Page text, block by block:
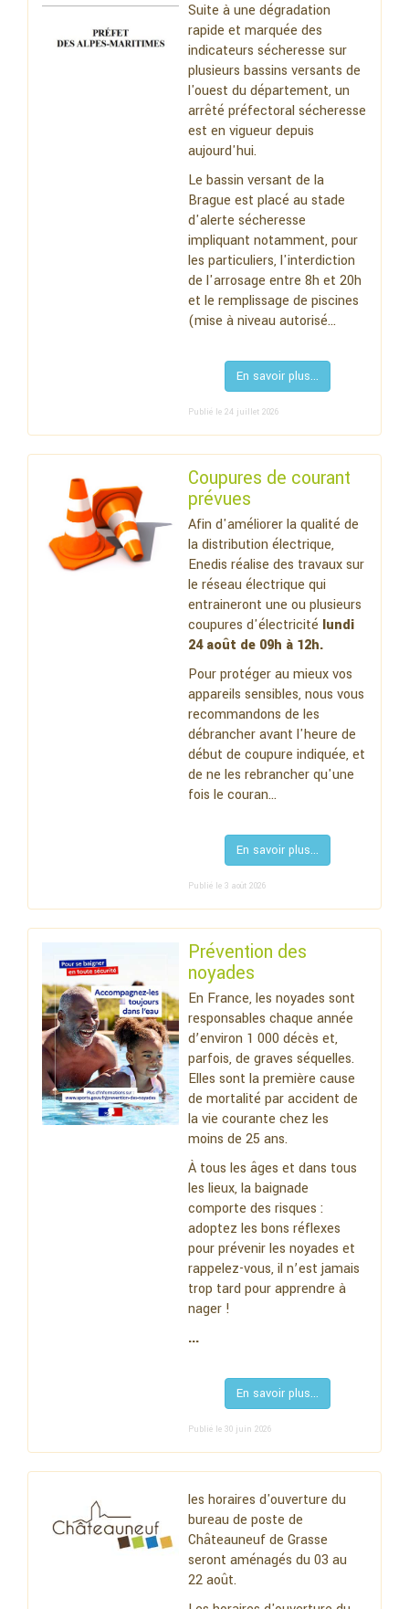
Suite à une dégradation
rapide et marquée des
indicateurs sécheresse sur
plusieurs bassins versants de
l'ouest du département, un
arrêté préfectoral sécheresse
est en vigueur depuis
aujourd'hui.
Le bassin versant de la
Brague est placé au stade
d'alerte sécheresse
impliquant notamment, pour
les particuliers, l'interdiction
de l'arrosage entre 8h et 20h
et le remplissage de piscines
(mise à niveau autorisé...
En savoir plus...
Publié le 24 juillet 2026
Coupures de courant
prévues
Afin d'améliorer la qualité de
la distribution électrique,
Enedis réalise des travaux sur
le réseau électrique qui
entraineront une ou plusieurs
coupures d'électricité lundi
24 août de 09h à 12h.
Pour protéger au mieux vos
appareils sensibles, nous vous
recommandons de les
débrancher avant l'heure de
début de coupure indiquée, et
de ne les rebrancher qu'une
fois le couran...
En savoir plus...
Publié le 3 août 2026
Prévention des
noyades
En France, les noyades sont
responsables chaque année
d’environ 1 000 décès et,
parfois, de graves séquelles.
Elles sont la première cause
de mortalité par accident de
la vie courante chez les
moins de 25 ans.
À tous les âges et dans tous
les lieux, la baignade
comporte des risques :
adoptez les bons réflexes
pour prévenir les noyades et
rappelez-vous, il n’est jamais
trop tard pour apprendre à
nager !
...
En savoir plus...
Publié le 30 juin 2026
les horaires d'ouverture du
bureau de poste de
Châteauneuf de Grasse
seront aménagés du 03 au
22 août.